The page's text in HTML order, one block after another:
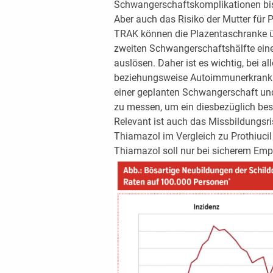
Schwangerschaftskomplikationen
Aber auch das Risiko der Mutter für
TRAK können die
zweiten Schwangerschaftshälfte
auslösen. Daher ist es wichtig, bei
beziehungsweise
einer geplanten Schwangerschaft
zu messen, um ein diesbezüglich
Relevant ist auch das
Thiamazol im Vergleich zu
Thiamazol soll nur bei sicherem